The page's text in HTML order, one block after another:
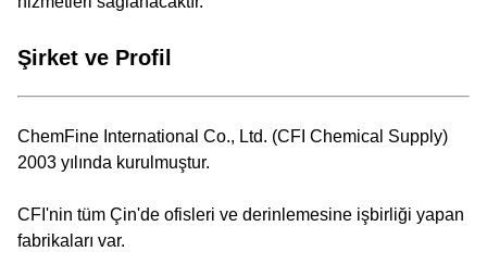
Şirket ve Profil
ChemFine International Co., Ltd. (CFI Chemical Supply)
2003 yılında kurulmuştur.
CFI'nin tüm Çin'de ofisleri ve derinlemesine işbirliği yapan
fabrikaları var.